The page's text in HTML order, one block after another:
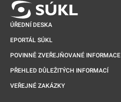
ÚŘEDNÍ DESKA
EPORTÁL SÚKL
POVINNĚ ZVEŘEJŇOVANÉ INFORMACE
PŘEHLED DŮLEŽITÝCH INFORMACÍ
VEŘEJNÉ ZAKÁZKY